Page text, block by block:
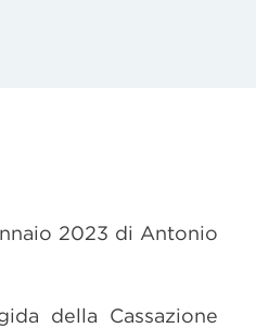
2023 di Antonio
della Cassazione